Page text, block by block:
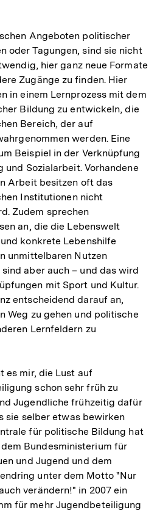
Angeboten politischer
oder Tagungen, sind sie nicht
hier ganz neue Formate
Zugänge zu finden. Hier
in einem Lernprozess mit dem
Bildung zu entwickeln, die
Bereich, der auf
werden. Eine
Beispiel in der Verknüpfung
Sozialarbeit. Vorhandene
Arbeit besitzen oft das
Institutionen nicht
Zudem sprechen
an, die die Lebenswelt
konkrete Lebenshilfe
unmittelbaren Nutzen
aber auch – und das wird
mit Sport und Kultur.
entscheidend darauf an,
Weg zu gehen und politische
Lernfeldern zu
es mir, die Lust auf
schon sehr früh zu
Jugendliche frühzeitig dafür
sie selber etwas bewirken
für politische Bildung hat
Bundesministerium für
und Jugend und dem
unter dem Motto "Nur
verändern!" in 2007 ein
für mehr Jugendbeteiligung